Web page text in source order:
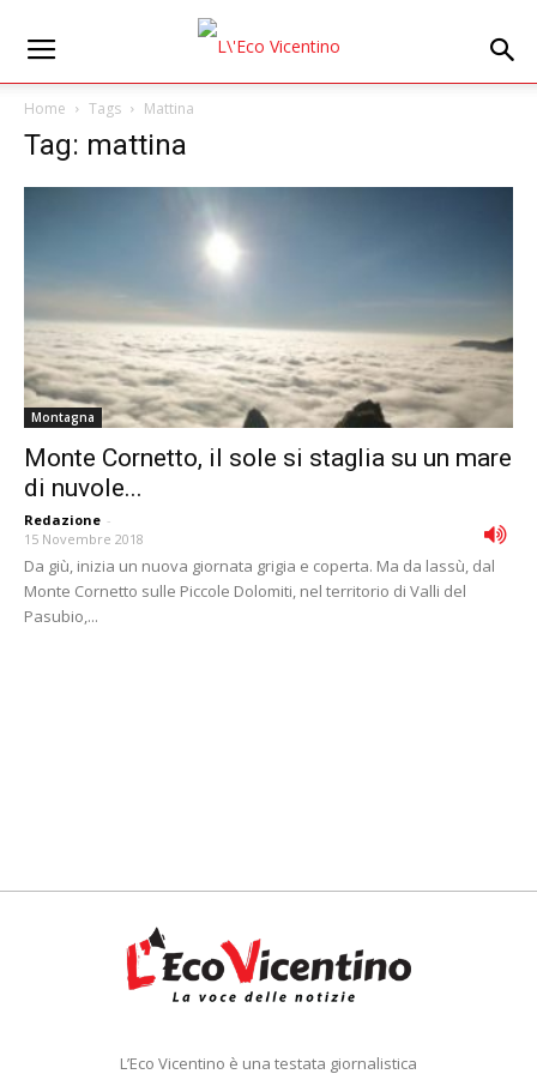
Home Tags Mattina
Tag: mattina
Montagna
Monte Cornetto, il sole si staglia su un mare
di nuvole...
Redazione -
15 Novembre 2018
Da giù, inizia un nuova giornata grigia e coperta. Ma da lassù, dal
Monte Cornetto sulle Piccole Dolomiti, nel territorio di Valli del
Pasubio,...
L’Eco Vicentino è una testata giornalistica